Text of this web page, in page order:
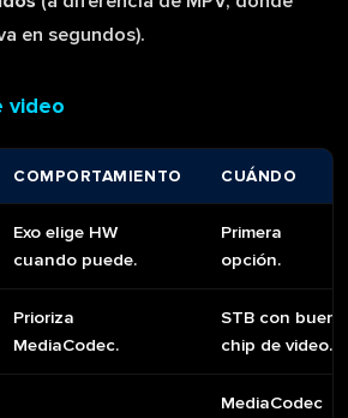
en segundos).
video
COMPORTAMIENTO CUÁNDO
Exo elige HW
cuando puede.
Primera
opción.
Prioriza
MediaCodec.
STB con buen
chip de video.
MediaCodec